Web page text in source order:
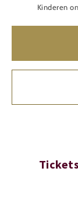
Kinderen